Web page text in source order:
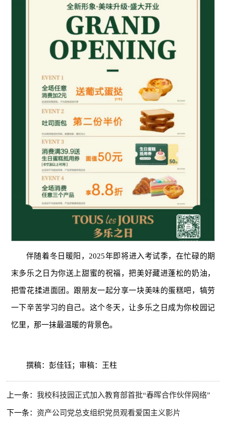
伴随着冬日暖阳，2025年即将进入考试季，在忙碌的期
末多乐之日为你送上甜蜜的祝福，把美好藏进蓬松的奶油，
把雪花揉进面团。跟朋友一起分享一块美味的蛋糕吧，犒劳
一下辛苦学习的自己。这个冬天，让多乐之日成为你校园记
忆里，那一抹最温暖的背景色。
撰稿：彭佳钰；审稿：王柱
上一条：我校科技园正式加入教育部首批“春晖合作伙伴网络”
下一条：资产公司党总支组织党员观看爱国主义影片